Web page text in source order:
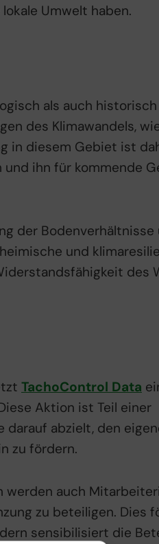
Umwelt haben.
als auch
des Klimawandels,
in diesem Gebiet ist
ihn für kommende
der Bodenverhältnisse
und
des
TachoControl Data
Aktion ist Teil einer
abzielt, den
zu fördern.
werden auch
zu beteiligen. Dies
sensibilisiert die